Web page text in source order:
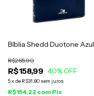
Bíblia Shedd Duotone Azul
R$158,99
R$265,90
40% OFF
5x de R$31,80 sem juros
R$154,22 com Pix